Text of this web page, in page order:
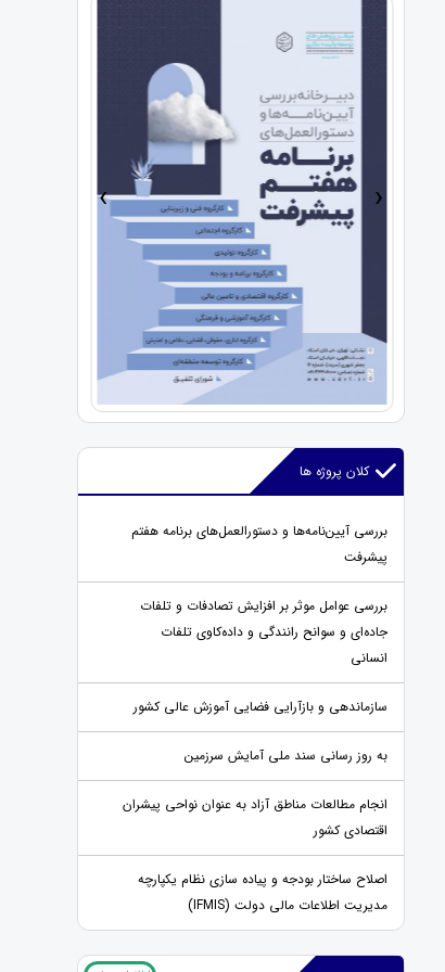
› ‹
کلان پروژه ها
بررسی آیین‌نامه‌ها و دستورالعمل‌های برنامه هفتم
پیشرفت
بررسی عوامل موثر بر افزایش تصادفات و تلفات
جاده‌ای و سوانح رانندگی و داده‌کاوی تلفات
انسانی
سازماندهی و بازآرایی فضایی آموزش عالی کشور
به روز رسانی سند ملی آمایش سرزمین
انجام مطالعات مناطق آزاد به عنوان نواحی پیشران
اقتصادی کشور
اصلاح ساختار بودجه و پیاده سازی نظام یکپارچه
مدیریت اطلاعات مالی دولت (IFMIS)
ولادت حضرت فاطمه زهرا (س)
توسعه مرکز